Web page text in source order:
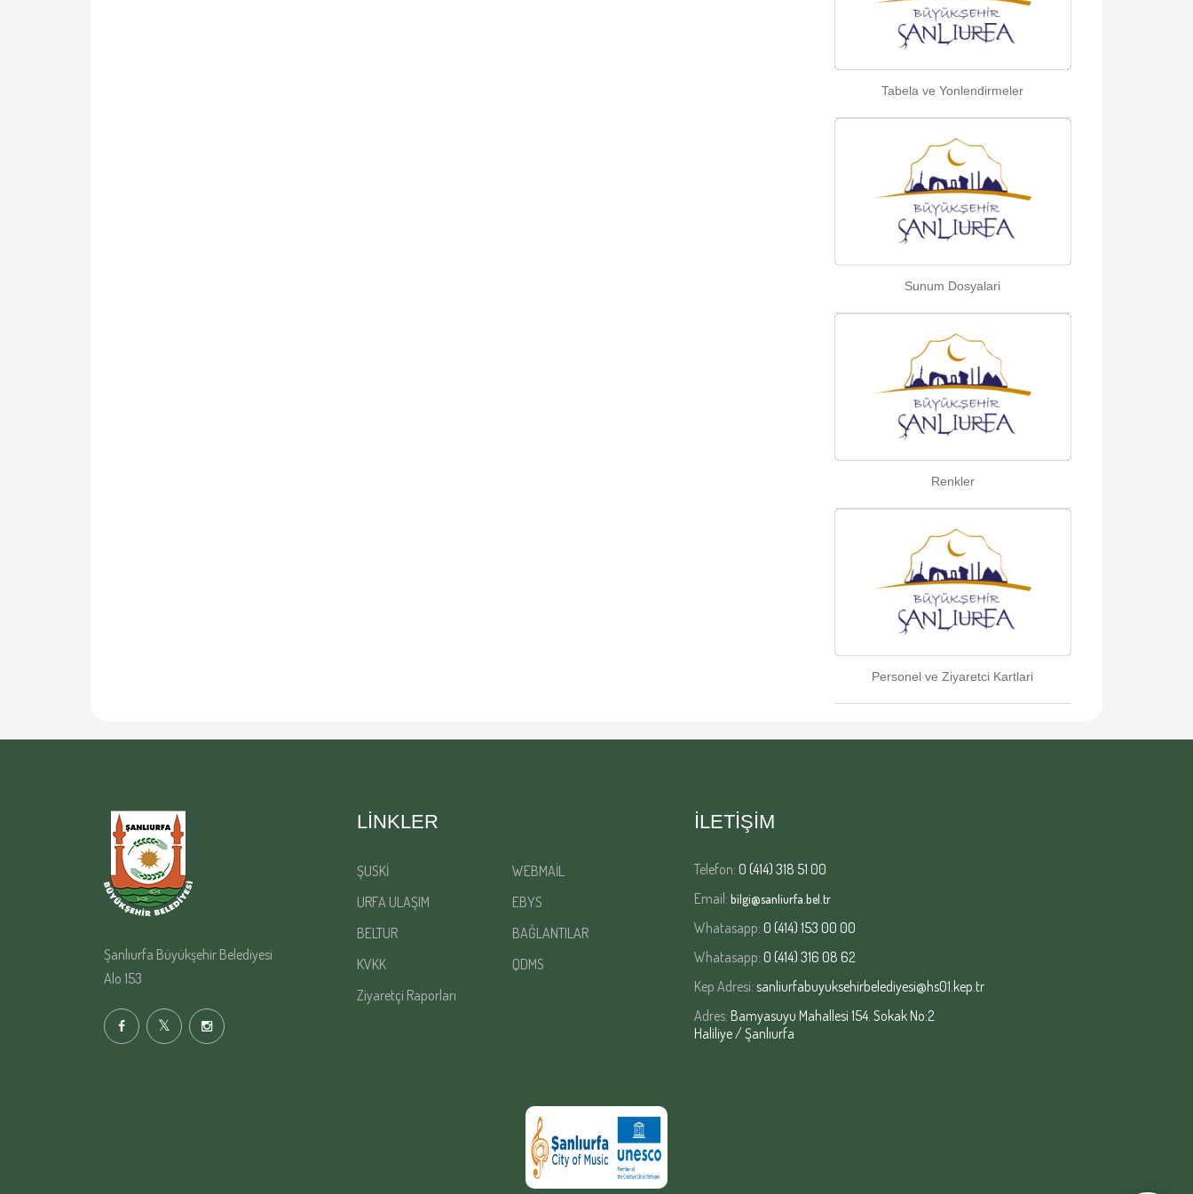
Tabela ve Yonlendirmeler
Sunum Dosyalari
Renkler
Personel ve Ziyaretci Kartlari
Şanlıurfa Büyükşehir Belediyesi
Alo 153
LINKLER
ŞUSKİ
WEBMAİL
URFA ULAŞIM
EBYS
BELTUR
BAĞLANTILAR
KVKK
QDMS
Ziyaretçi Raporları
İLETİŞİM
Telefon: 0 (414) 318 51 00
Email: bilgi@sanliurfa.bel.tr
Whatasapp: 0 (414) 153 00 00
Whatasapp: 0 (414) 316 08 62
Kep Adresi: sanliurfabuyuksehirbelediyesi@hs01.kep.tr
Adres: Bamyasuyu Mahallesi 154. Sokak No:2
Haliliye / Şanlıurfa